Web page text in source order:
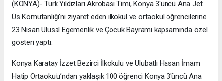
(KONYA)- Türk Yıldızları Akrobasi Timi, Konya 3'üncü Ana Jet
Üs Komutanlığı'nı ziyaret eden ilkokul ve ortaokul öğrencilerine
23 Nisan Ulusal Egemenlik ve Çocuk Bayramı kapsamında özel
gösteri yaptı.
Konya Karatay İzzet Bezirci İlkokulu ve Ulubatlı Hasan İmam
Hatip Ortaokulu’ndan yaklaşık 100 öğrenci Konya 3'üncü Ana